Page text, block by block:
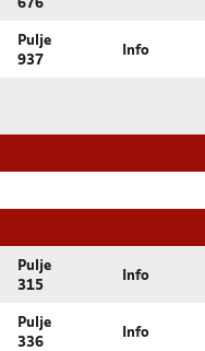
676
Pulje
937
Info
Pulje
315
Info
Pulje
336
Info